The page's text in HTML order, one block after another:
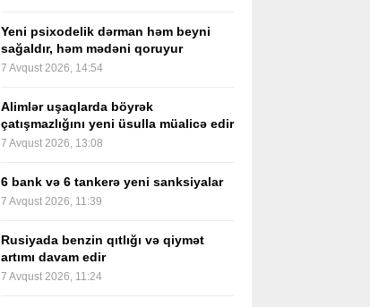
Yeni psixodelik dərman həm beyni
sağaldır, həm mədəni qoruyur
7 Avqust 2026, 14:54
Alimlər uşaqlarda böyrək
çatışmazlığını yeni üsulla müalicə edir
7 Avqust 2026, 13:08
6 bank və 6 tankerə yeni sanksiyalar
7 Avqust 2026, 11:39
Rusiyada benzin qıtlığı və qiymət
artımı davam edir
7 Avqust 2026, 11:24